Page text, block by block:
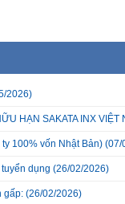
2026)
HẠN SAKATA INX
100% vốn Nhật Bản) (07/
dụng (26/02/2026)
gấp: (26/02/2026)